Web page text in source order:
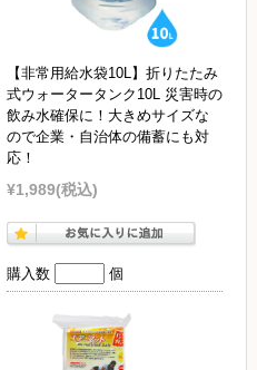
【非常用給水袋10L】折りたたみ
式ウォータータンク10L 災害時の
飲み水確保に！大きめサイズな
ので企業・自治体の備蓄にも対
応！
¥1,989(税込)
購入数 個